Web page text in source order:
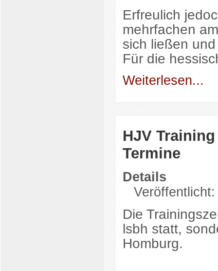
Erfreulich
mehrfachen
sich ließen
Für die
Weiterlesen...
HJV
Termine
Details
Die
lsbh statt,
Homburg.